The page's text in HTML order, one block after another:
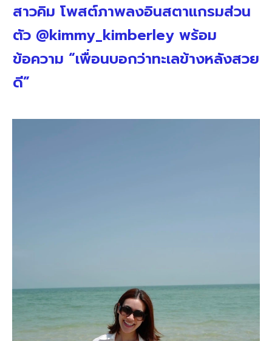
สาวคิม โพสต์ภาพลงอินสตาแกรมส่วน
ตัว @kimmy_kimberley พร้อม
ข้อความ “เพื่อนบอกว่าทะเลข้างหลังสวย
ดี”